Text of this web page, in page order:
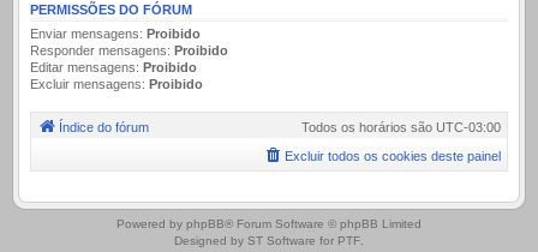
PERMISSÕES DO FÓRUM
Enviar mensagens: Proibido
Responder mensagens: Proibido
Editar mensagens: Proibido
Excluir mensagens: Proibido
Índice do fórum Todos os horários são UTC-03:00
Excluir todos os cookies deste painel
.
Powered by phpBB® Forum Software © phpBB Limited
Designed by ST Software for PTF.